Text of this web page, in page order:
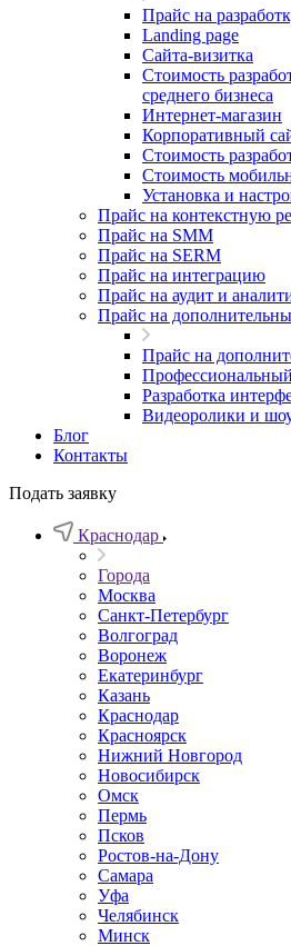
Прайс на
Landing page
Cайта-визитка
Стоимость
среднего бизнеса
Интернет-магазин
Корпоративный
Стоимость
Стоимость
Установка и
Прайс на контекстную
Прайс на SMM
Прайс на SERM
Прайс на интеграцию
Прайс на аудит и
Прайс на
Прайс на
Разработка
Видеоролики и
Блог
Контакты
Подать заявку
Краснодар
Города
Москва
Санкт-Петербург
Волгоград
Воронеж
Екатеринбург
Казань
Краснодар
Красноярск
Нижний Новгород
Новосибирск
Омск
Пермь
Псков
Ростов-на-Дону
Самара
Уфа
Челябинск
Минск